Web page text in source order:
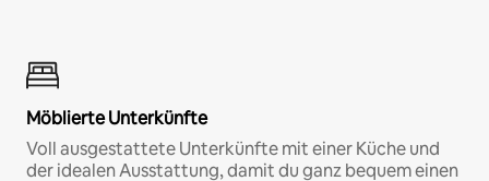
Möblierte Unterkünfte
Voll ausgestattete Unterkünfte mit einer Küche und
der idealen Ausstattung, damit du ganz bequem einen